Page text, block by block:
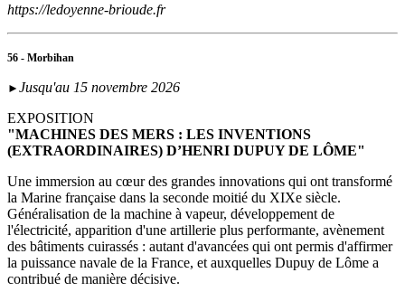
https://ledoyenne-brioude.fr
56 - Morbihan
► Jusqu'au 15 novembre 2026
EXPOSITION
"MACHINES DES MERS : LES INVENTIONS
(EXTRAORDINAIRES) D’HENRI DUPUY DE LÔME"
Une immersion au cœur des grandes innovations qui ont transformé
la Marine française dans la seconde moitié du XIXe siècle.
Généralisation de la machine à vapeur, développement de
l'électricité, apparition d'une artillerie plus performante, avènement
des bâtiments cuirassés : autant d'avancées qui ont permis d'affirmer
la puissance navale de la France, et auxquelles Dupuy de Lôme a
contribué de manière décisive.